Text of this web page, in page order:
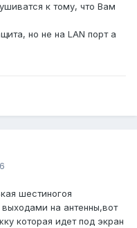
к тому, что Вам
но не на LAN порт а
шестиногоя
на антенны,вот
которая идет под экран